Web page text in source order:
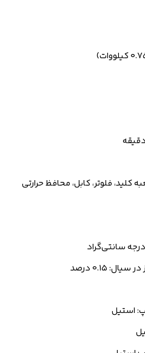
کلید، فلوتر، کابل، محافظ حرارتی
۰.۱۵ درصد
استیل